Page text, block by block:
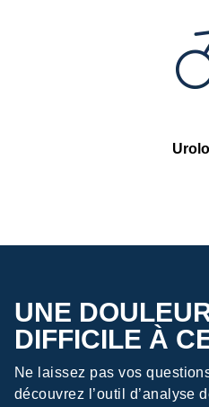
UNE
DIFFICILE À
Ne laissez pas vos
découvrez l’outil d’analyse